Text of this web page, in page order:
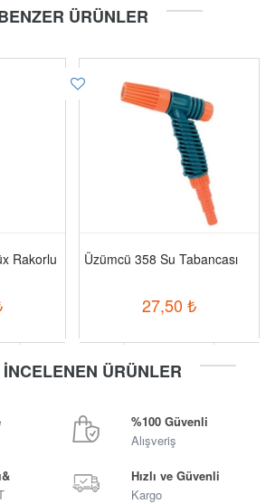
ÜRÜNLER
Rakorlu
Üzümcü 358 Su Tabancası
27,50 ₺
ÜRÜNLER
%100 Güvenli
Alışveriş
Hızlı ve Güvenli
Kargo